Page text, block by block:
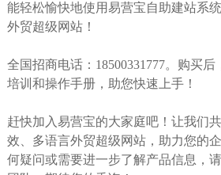
能轻松愉快地使用易营宝自助建站系
外贸超级网站！
全国招商电话：18500331777。购买
培训和操作手册，助您快速上手！
赶快加入易营宝的大家庭吧！让我们
效、多语言外贸超级网站，助力您的
何疑问或需要进一步了解产品信息，